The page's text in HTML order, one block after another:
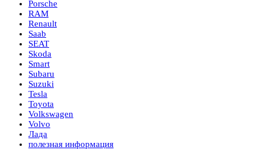
Porsche
RAM
Renault
Saab
SEAT
Skoda
Smart
Subaru
Suzuki
Tesla
Toyota
Volkswagen
Volvo
Лада
полезная информация